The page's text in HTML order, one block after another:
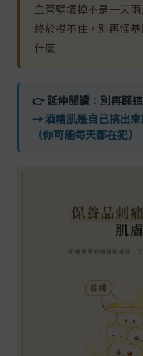
血管壁壞掉不是一天
終於撐不住，別再怪
什麼
👉 延伸閱讀：別再踩
→ 酒糟肌是自己搞出
（你可能每天都在犯）